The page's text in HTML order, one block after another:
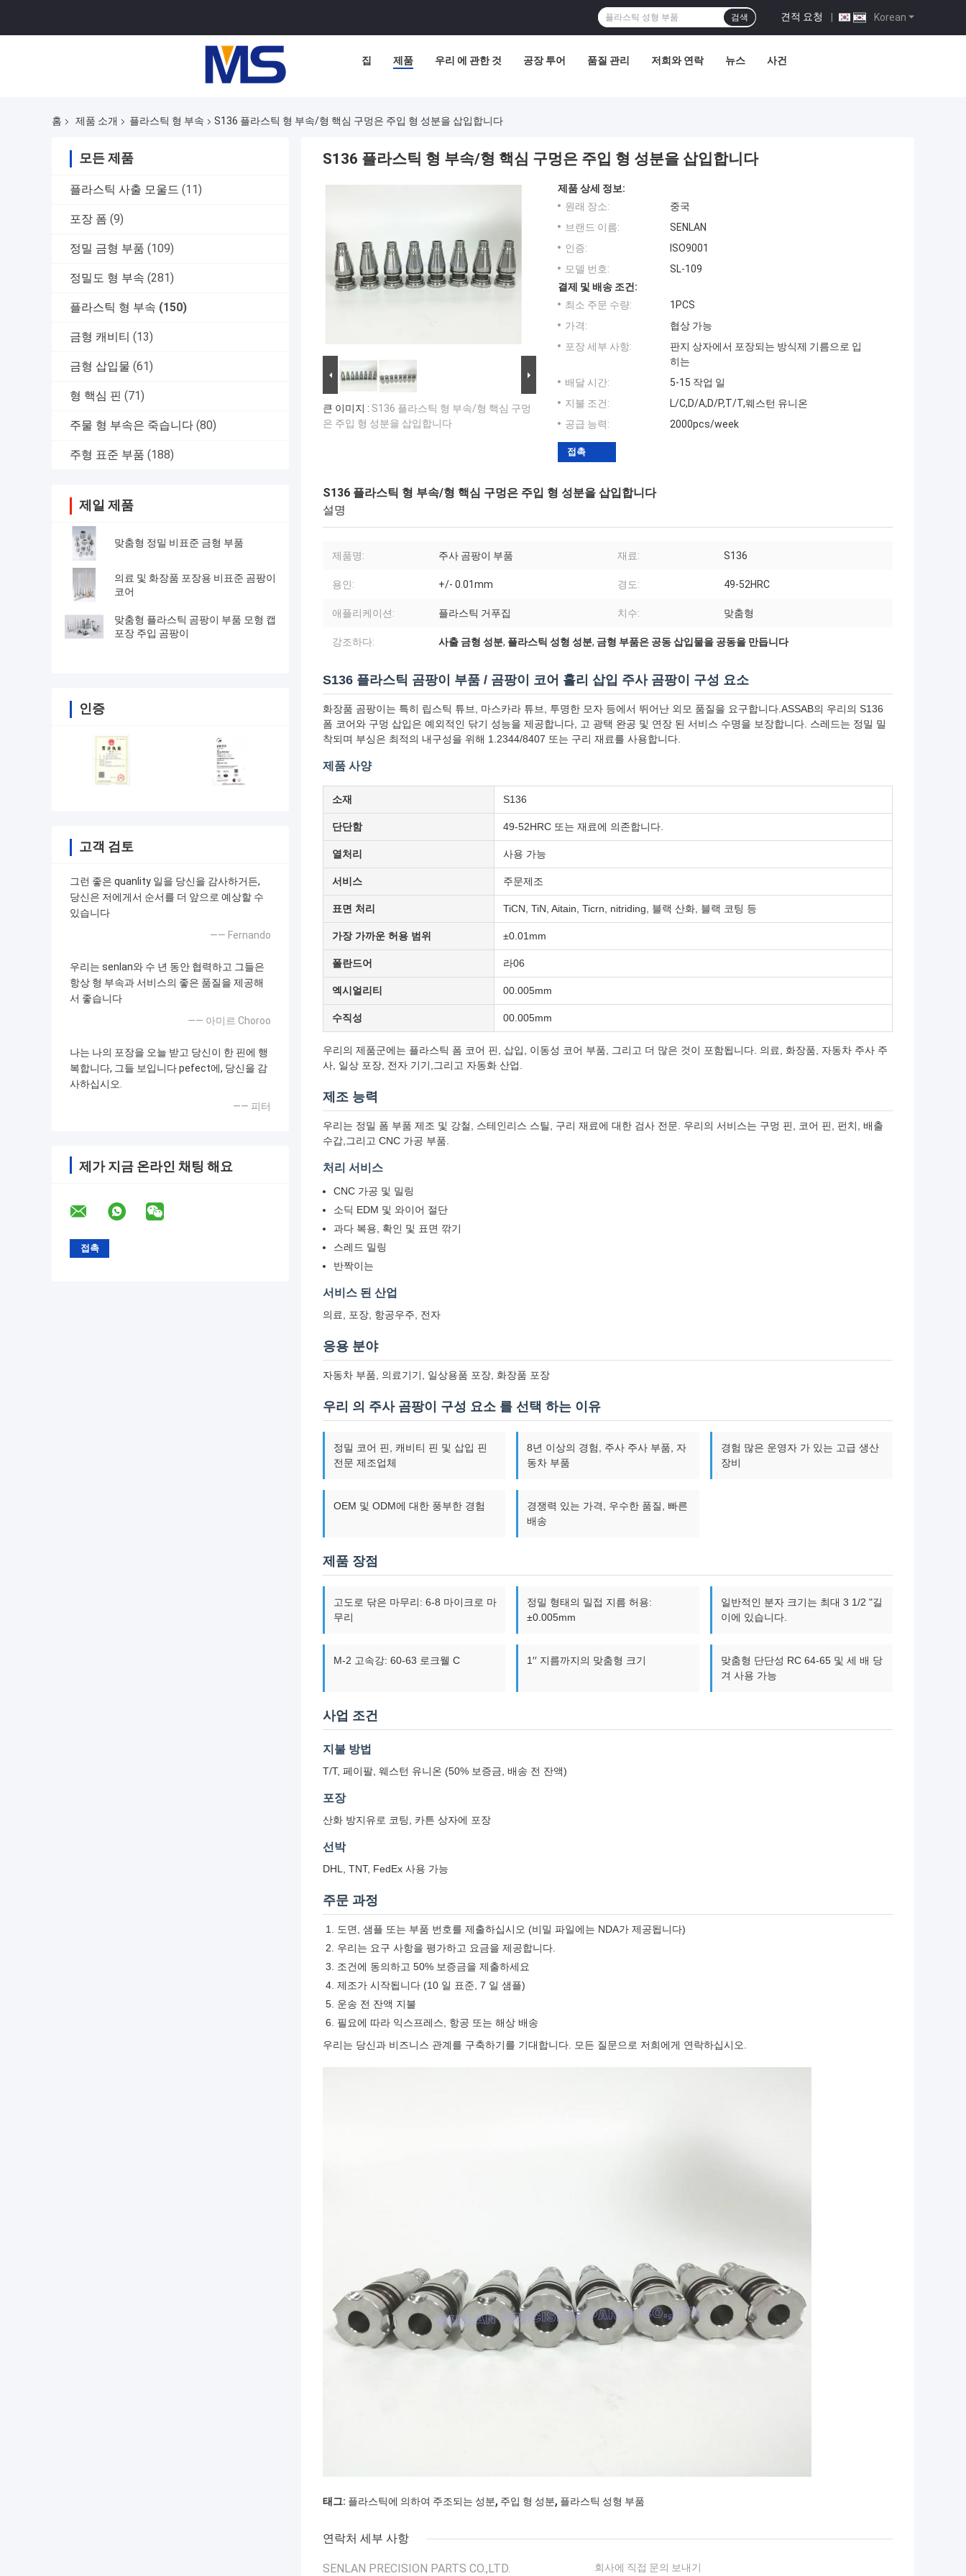
Korean
견적 요청 |
검색
집 제품 우리 에 관한 것 공장 투어 품질 관리 저희와 연락 뉴스 사건
홈 제품 소개 플라스틱 형 부속 S136 플라스틱 형 부속/형 핵심 구멍은 주입 형 성분을 삽입합니다
모든 제품
플라스틱 사출 모울드 (11)
포장 폼 (9)
정밀 금형 부품 (109)
정밀도 형 부속 (281)
플라스틱 형 부속 (150)
금형 캐비티 (13)
금형 삽입물 (61)
형 핵심 핀 (71)
주물 형 부속은 죽습니다 (80)
주형 표준 부품 (188)
제일 제품
맞춤형 정밀 비표준 금형 부품
의료 및 화장품 포장용 비표준 곰팡이
코어
맞춤형 플라스틱 곰팡이 부품 모형 캡
포장 주입 곰팡이
인증
고객 검토
그런 좋은 quanlity 일을 당신을 감사하거든,
당신은 저에게서 순서를 더 앞으로 예상할 수
있습니다
—— Fernando
우리는 senlan와 수 년 동안 협력하고 그들은
항상 형 부속과 서비스의 좋은 품질을 제공해
서 좋습니다
—— 아미르 Choroo
나는 나의 포장을 오늘 받고 당신이 한 핀에 행
복합니다, 그들 보입니다 pefect에, 당신을 감
사하십시오.
—— 피터
제가 지금 온라인 채팅 해요
S136 플라스틱 형 부속/형 핵심 구멍은 주입 형 성분을 삽입합니다
큰 이미지 : S136 플라스틱 형 부속/형 핵심 구멍
은 주입 형 성분을 삽입합니다
제품 상세 정보:
원래 장소:
중국
브랜드 이름:
SENLAN
인증:
ISO9001
모델 번호:
SL-109
결제 및 배송 조건:
최소 주문 수량:
1PCS
가격:
협상 가능
포장 세부 사항:
판지 상자에서 포장되는 방식제 기름으로 입
히는
배달 시간:
5-15 작업 일
지불 조건:
L/C,D/A,D/P,T/T,웨스턴 유니온
공급 능력:
2000pcs/week
접촉
S136 플라스틱 형 부속/형 핵심 구멍은 주입 형 성분을 삽입합니다
설명
제품명: 주사 곰팡이 부품 재료: S136
용인: +/- 0.01mm 경도: 49-52HRC
애플리케이션: 플라스틱 거푸집 치수: 맞춤형
강조하다: 사출 금형 성분, 플라스틱 성형 성분, 금형 부품은 공동 삽입물을 공동을 만듭니다
S136 플라스틱 곰팡이 부품 / 곰팡이 코어 홀리 삽입 주사 곰팡이 구성 요소
화장품 곰팡이는 특히 립스틱 튜브, 마스카라 튜브, 투명한 모자 등에서 뛰어난 외모 품질을 요구합니다.ASSAB의 우리의 S136
폼 코어와 구멍 삽입은 예외적인 닦기 성능을 제공합니다, 고 광택 완공 및 연장 된 서비스 수명을 보장합니다. 스레드는 정밀 밀
착되며 부싱은 최적의 내구성을 위해 1.2344/8407 또는 구리 재료를 사용합니다.
제품 사양
소재 S136
단단함 49-52HRC 또는 재료에 의존합니다.
열처리 사용 가능
서비스 주문제조
표면 처리 TiCN, TiN, Aitain, Ticrn, nitriding, 블랙 산화, 블랙 코팅 등
가장 가까운 허용 범위 ±0.01mm
폴란드어 라06
엑시얼리티 00.005mm
수직성 00.005mm
우리의 제품군에는 플라스틱 폼 코어 핀, 삽입, 이동성 코어 부품, 그리고 더 많은 것이 포함됩니다. 의료, 화장품, 자동차 주사 주
사, 일상 포장, 전자 기기,그리고 자동화 산업.
제조 능력
우리는 정밀 폼 부품 제조 및 강철, 스테인리스 스틸, 구리 재료에 대한 검사 전문. 우리의 서비스는 구멍 핀, 코어 핀, 펀치, 배출
수갑,그리고 CNC 가공 부품.
처리 서비스
CNC 가공 및 밀링
소딕 EDM 및 와이어 절단
과다 복용, 확인 및 표면 깎기
스레드 밀링
반짝이는
서비스 된 산업
의료, 포장, 항공우주, 전자
응용 분야
자동차 부품, 의료기기, 일상용품 포장, 화장품 포장
우리 의 주사 곰팡이 구성 요소 를 선택 하는 이유
정밀 코어 핀, 캐비티 핀 및 삽입 핀
전문 제조업체
8년 이상의 경험, 주사 주사 부품, 자
동차 부품
경험 많은 운영자 가 있는 고급 생산
장비
OEM 및 ODM에 대한 풍부한 경험
경쟁력 있는 가격, 우수한 품질, 빠른
배송
제품 장점
고도로 닦은 마무리: 6-8 마이크로 마
무리
정밀 형태의 밀접 지름 허용:
±0.005mm
일반적인 분자 크기는 최대 3 1/2 "길
이에 있습니다.
M-2 고속강: 60-63 로크웰 C 1′′ 지름까지의 맞춤형 크기
맞춤형 단단성 RC 64-65 및 세 배 당
겨 사용 가능
사업 조건
지불 방법
T/T, 페이팔, 웨스턴 유니온 (50% 보증금, 배송 전 잔액)
포장
산화 방지유로 코팅, 카튼 상자에 포장
선박
DHL, TNT, FedEx 사용 가능
주문 과정
도면, 샘플 또는 부품 번호를 제출하십시오 (비밀 파일에는 NDA가 제공됩니다)
우리는 요구 사항을 평가하고 요금을 제공합니다.
조건에 동의하고 50% 보증금을 제출하세요
제조가 시작됩니다 (10 일 표준, 7 일 샘플)
운송 전 잔액 지불
필요에 따라 익스프레스, 항공 또는 해상 배송
우리는 당신과 비즈니스 관계를 구축하기를 기대합니다. 모든 질문으로 저희에게 연락하십시오.
태그: 플라스틱에 의하여 주조되는 성분, 주입 형 성분, 플라스틱 성형 부품
연락처 세부 사항
SENLAN PRECISION PARTS CO.,LTD. 회사에 직접 문의 보내기